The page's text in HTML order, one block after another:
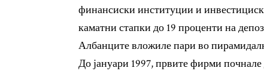
финансиски институции и
каматни стапки до 19 проценти на
Албанците вложиле пари во
До јануари 1997, првите фирми